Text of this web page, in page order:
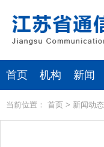
首页 机构 新闻
当前位置： 首页 > 新闻动态